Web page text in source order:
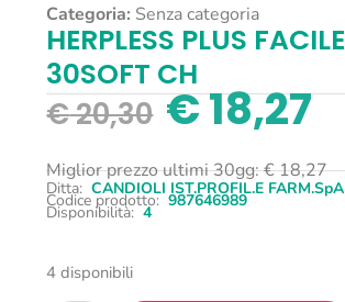
Categoria: Senza categoria
HERPLESS PLUS FACILE
30SOFT CH
€20,30 €18,27
Miglior prezzo ultimi 30gg:€18,27
Ditta: CANDIOLI IST.PROFIL.E FARM.SpA
Codice prodotto: 987646989
Disponibilità: 4
4 disponibili